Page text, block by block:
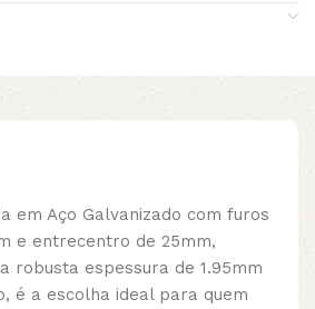
em Aço Galvanizado com furos
e entrecentro de 25mm,
robusta espessura de 1.95mm
é a escolha ideal para quem